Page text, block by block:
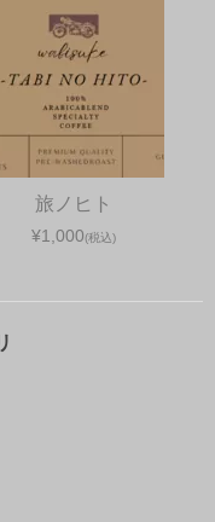
旅ノヒト
¥1,000(税込)